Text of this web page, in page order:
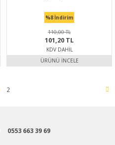
%8 İndirim
110,00 TL
101,20 TL
KDV DAHIL
ÜRÜNÜ İNCELE
2
0553 663 39 69